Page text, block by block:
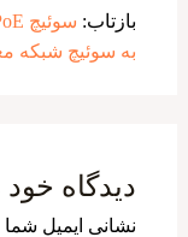
بازتاب:
به سوئیچ شبکه
دیدگاه‌ خود
نشانی ایمیل